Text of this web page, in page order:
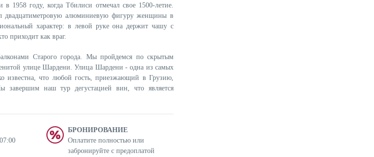
1958 году, когда Тбилиси отмечал свое 1500-летие.
двадцатиметровую алюминиевую фигуру женщины в
характер: в левой руке она держит чашу с
приходит как враг.
Старого города. Мы пройдемся по скрытым
улице Шардени. Улица Шардени - одна из самых
известна, что любой гость, приезжающий в Грузию,
наш тур дегустацией вин, что является
БРОНИРОВАНИЕ
Оплатите полностью или
забронируйте с предоплатой